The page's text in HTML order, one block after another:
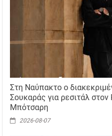
Στη Ναύπακτο ο
Σουκαράς για ρεσιτάλ
Μπότσαρη
2026-08-07